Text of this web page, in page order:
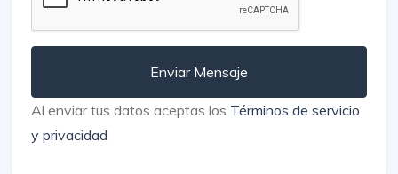
Enviar Mensaje
Al enviar tus datos aceptas los Términos de servicio
y privacidad